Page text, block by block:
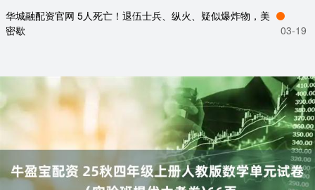
华城融配资官网 5人死亡！退伍士兵、纵火、疑似爆炸物，美
密歇
03-19